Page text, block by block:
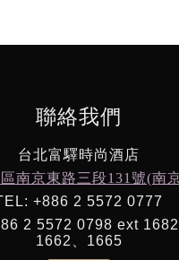
聯絡我們
台北富驛時尚酒店
南京東路三段131號(南
+886 2 5572 0777
2 5572 0798 ext 1682
1662、1665